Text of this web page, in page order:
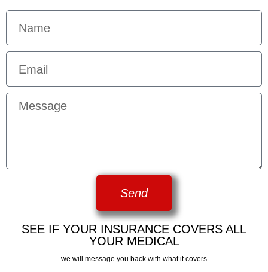
Send
SEE IF YOUR INSURANCE COVERS ALL
YOUR MEDICAL
we will message you back with what it covers